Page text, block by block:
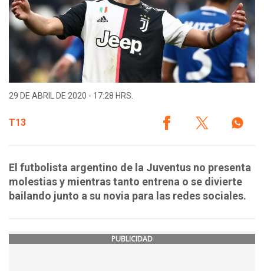
29 DE ABRIL DE 2020 - 17:28 HRS.
T13
El futbolista argentino de la Juventus no presenta
molestias y mientras tanto entrena o se divierte
bailando junto a su novia para las redes sociales.
PUBLICIDAD